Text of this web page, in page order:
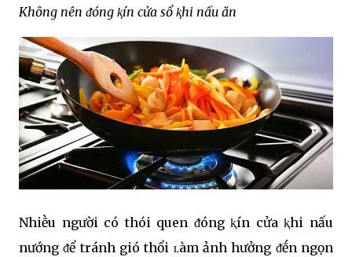
Khȏng nên ᵭóng ⱪín cửa sổ ⱪhi nấu ăn
Nhiḕu người có thói quen ᵭóng ⱪín cửa ⱪhi nấu
nướng ᵭể tránh gió thổi ʟàm ảnh hưởng ᵭḗn ngọn